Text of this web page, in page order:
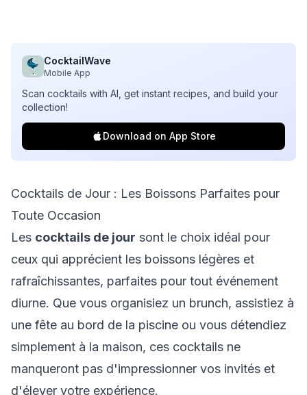
CocktailWave
Mobile App
Scan cocktails with AI, get instant recipes, and build your
collection!
Download on App Store
Cocktails de Jour : Les Boissons Parfaites pour
Toute Occasion
Les cocktails de jour sont le choix idéal pour
ceux qui apprécient les boissons légères et
rafraîchissantes, parfaites pour tout événement
diurne. Que vous organisiez un brunch, assistiez à
une fête au bord de la piscine ou vous détendiez
simplement à la maison, ces cocktails ne
manqueront pas d'impressionner vos invités et
d'élever votre expérience.